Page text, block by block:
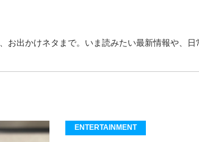
お出かけネタまで。いま読みたい最新情報や、
ENTERTAINMENT